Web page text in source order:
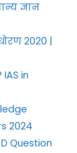
ज्ञान
2020 |
in
2024
Question